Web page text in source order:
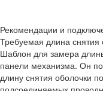
Рекомендации и
Требуемая длина снятия
Шаблон для замера
панели механизма. Он
длину снятия оболочки